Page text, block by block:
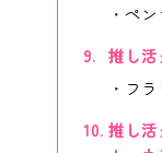
ペン
推し
フ
推し活